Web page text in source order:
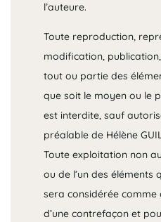
l’auteure.
Toute reproduction,
modification,
tout ou partie des
que soit le moyen ou le
est interdite, sauf
préalable de Hélène
Toute exploitation non
ou de l’un des éléments
sera considérée comme
d’une contrefaçon et